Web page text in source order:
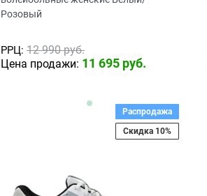
Розовый
РРЦ: 12 990 руб.
Цена продажи: 11 695 руб.
Распродажа
Скидка 10%